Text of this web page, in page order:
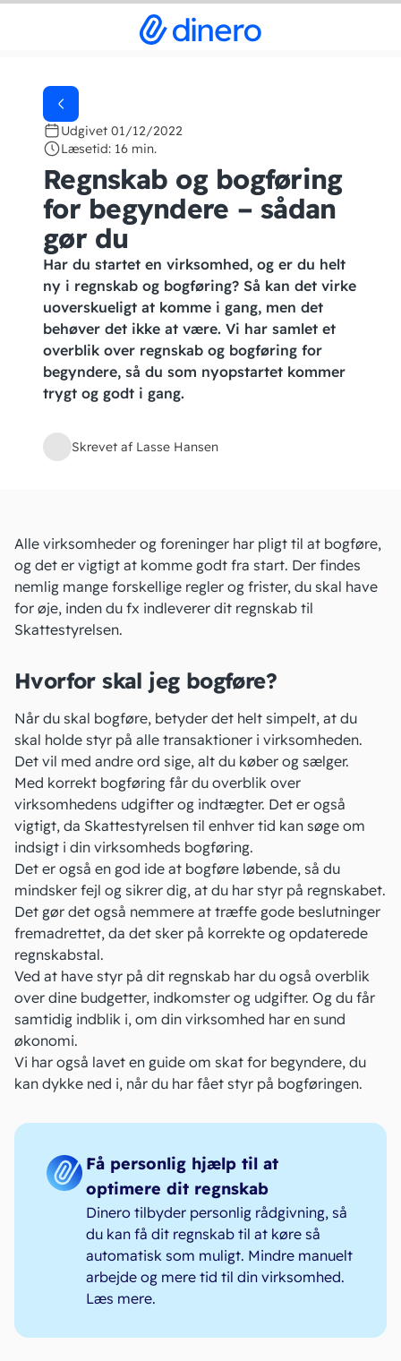
Udgivet 01/12/2022
Læsetid: 16 min.
Regnskab og bogføring
for begyndere – sådan
gør du
Har du startet en virksomhed, og er du helt
ny i regnskab og bogføring? Så kan det virke
uoverskueligt at komme i gang, men det
behøver det ikke at være. Vi har samlet et
overblik over regnskab og bogføring for
begyndere, så du som nyopstartet kommer
trygt og godt i gang.
Skrevet af Lasse Hansen
Alle virksomheder og foreninger har pligt til at bogføre,
og det er vigtigt at komme godt fra start. Der findes
nemlig mange forskellige regler og frister, du skal have
for øje, inden du fx indleverer dit regnskab til
Skattestyrelsen.
Hvorfor skal jeg bogføre?
Når du skal bogføre, betyder det helt simpelt, at du
skal holde styr på alle transaktioner i virksomheden.
Det vil med andre ord sige, alt du køber og sælger.
Med korrekt bogføring får du overblik over
virksomhedens udgifter og indtægter. Det er også
vigtigt, da Skattestyrelsen til enhver tid kan søge om
indsigt i din virksomheds bogføring.
Det er også en god ide at bogføre løbende, så du
mindsker fejl og sikrer dig, at du har styr på regnskabet.
Det gør det også nemmere at træffe gode beslutninger
fremadrettet, da det sker på korrekte og opdaterede
regnskabstal.
Ved at have styr på dit regnskab har du også overblik
over dine budgetter, indkomster og udgifter. Og du får
samtidig indblik i, om din virksomhed har en sund
økonomi.
Vi har også lavet en guide om skat for begyndere, du
kan dykke ned i, når du har fået styr på bogføringen.
Få personlig hjælp til at
optimere dit regnskab
Dinero tilbyder personlig rådgivning, så
du kan få dit regnskab til at køre så
automatisk som muligt. Mindre manuelt
arbejde og mere tid til din virksomhed.
Læs mere.